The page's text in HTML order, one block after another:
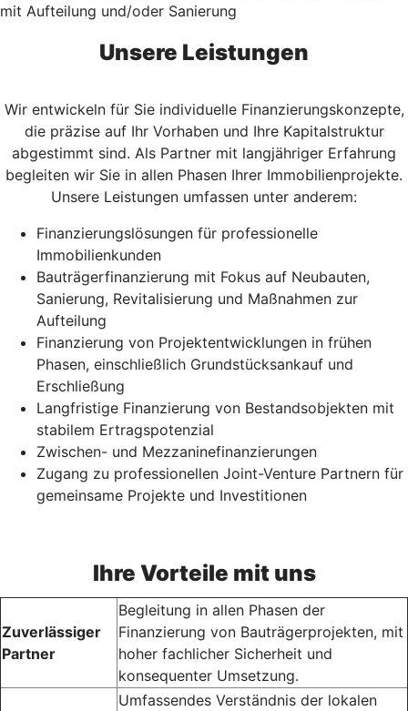
mit Aufteilung und/oder Sanierung
Unsere Leistungen
Wir entwickeln für Sie individuelle Finanzierungskonzepte,
die präzise auf Ihr Vorhaben und Ihre Kapitalstruktur
abgestimmt sind. Als Partner mit langjähriger Erfahrung
begleiten wir Sie in allen Phasen Ihrer Immobilienprojekte.
Unsere Leistungen umfassen unter anderem:
Finanzierungslösungen für professionelle
Immobilienkunden
Bauträgerfinanzierung mit Fokus auf Neubauten,
Sanierung, Revitalisierung und Maßnahmen zur
Aufteilung
Finanzierung von Projektentwicklungen in frühen
Phasen, einschließlich Grundstücksankauf und
Erschließung
Langfristige Finanzierung von Bestandsobjekten mit
stabilem Ertragspotenzial
Zwischen- und Mezzaninefinanzierungen
Zugang zu professionellen Joint-Venture Partnern für
gemeinsame Projekte und Investitionen
Ihre Vorteile mit uns
Zuverlässiger
Partner
Begleitung in allen Phasen der
Finanzierung von Bauträgerprojekten, mit
hoher fachlicher Sicherheit und
konsequenter Umsetzung.
Umfassendes Verständnis der lokalen